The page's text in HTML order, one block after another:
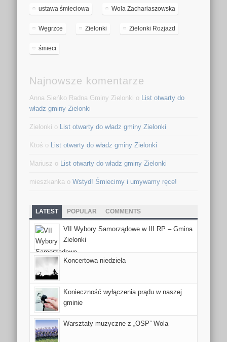
ustawa śmieciowa Wola Zachariaszowska
Węgrzce Zielonki Zielonki Rozjazd
śmieci
Najnowsze komentarze
Anna Sieńko Radna Gminy Zielonki o List otwarty do
władz gminy Zielonki
Zielonki o List otwarty do władz gminy Zielonki
Ktoś o List otwarty do władz gminy Zielonki
Mariusz o List otwarty do władz gminy Zielonki
mieszkanka oWstyd! Śmiecimy i umywamy ręce!
LATEST POPULAR COMMENTS
VII Wybory Samorządowe w III RP – Gmina
Zielonki
Koncertowa niedziela
Konieczność wyłączenia prądu w naszej
gminie
Warsztaty muzyczne z „OSP” Wola